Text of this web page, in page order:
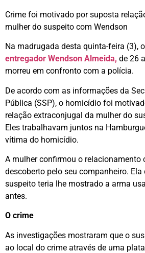
Crime foi motivado por suposta
mulher do suspeito com Wendson
Na madrugada desta quinta-feira (3),
entregador Wendson Almeida, de 26
morreu em confronto com a polícia.
De acordo com as informações da
Pública (SSP), o homicídio foi
relação extraconjugal da mulher do
Eles trabalhavam juntos na
vítima do homicídio.
A mulher confirmou o relacionamento
descoberto pelo seu companheiro.
suspeito teria lhe mostrado a arma
antes.
O crime
As investigações mostraram que o
ao local do crime através de uma